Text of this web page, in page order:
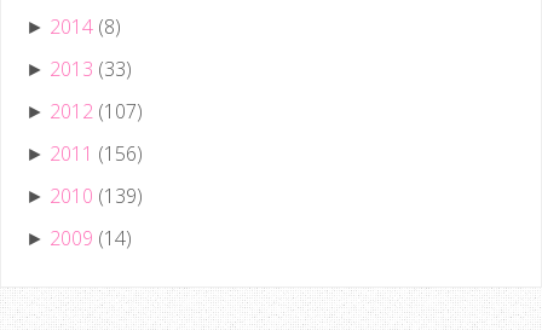
► 2014 (8)
► 2013 (33)
► 2012 (107)
► 2011 (156)
► 2010 (139)
► 2009 (14)